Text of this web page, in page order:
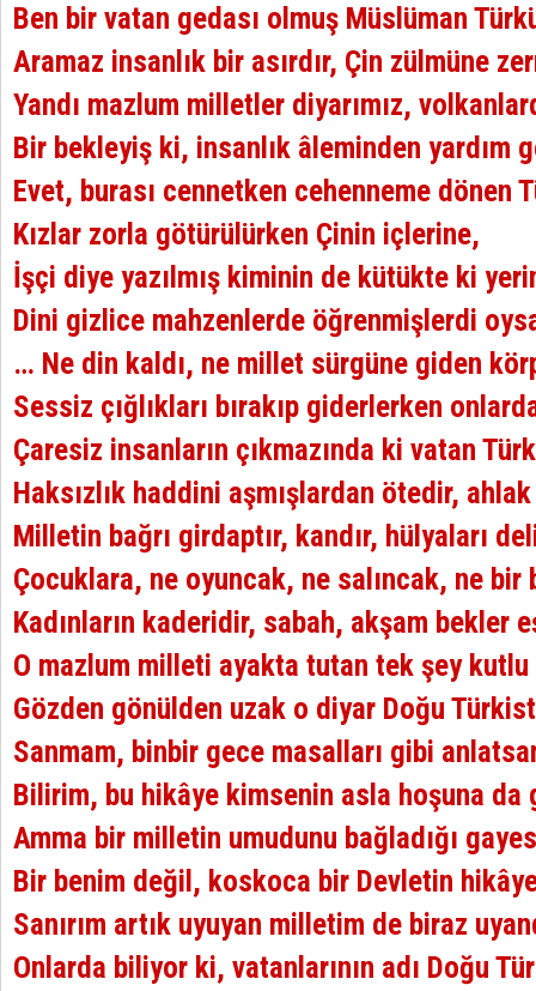
Ben bir vatan gedası olmuş Müslüman
Aramaz insanlık bir asırdır, Çin zülmüne
Yandı mazlum milletler diyarımız,
Bir bekleyiş ki, insanlık âleminden yardım
Evet, burası cennetken cehenneme dönen
Kızlar zorla götürülürken Çinin içlerine,
İşçi diye yazılmış kiminin de kütükte ki
Dini gizlice mahzenlerde öğrenmişlerdi
… Ne din kaldı, ne millet sürgüne giden
Sessiz çığlıkları bırakıp giderlerken
Çaresiz insanların çıkmazında ki vatan
Haksızlık haddini aşmışlardan ötedir,
Milletin bağrı girdaptır, kandır, hülyaları
Çocuklara, ne oyuncak, ne salıncak, ne
Kadınların kaderidir, sabah, akşam bekler
O mazlum milleti ayakta tutan tek şey kutlu
Gözden gönülden uzak o diyar Doğu
Sanmam, binbir gece masalları gibi
Bilirim, bu hikâye kimsenin asla hoşuna da
Amma bir milletin umudunu bağladığı
Bir benim değil, koskoca bir Devletin
Sanırım artık uyuyan milletim de biraz
Onlarda biliyor ki, vatanlarının adı Doğu